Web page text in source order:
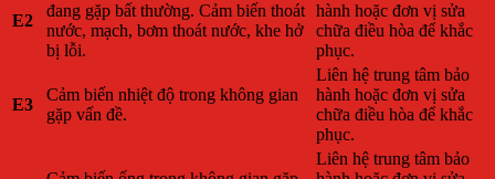
E2
đang gặp bất thường. Cảm biến thoát
nước, mạch, bơm thoát nước, khe hở
bị lỗi.
hành hoặc đơn vị sửa
chữa điều hòa để khắc
phục.
E3
Cảm biến nhiệt độ trong không gian
gặp vấn đề.
Liên hệ trung tâm bảo
hành hoặc đơn vị sửa
chữa điều hòa để khắc
phục.
Liên hệ trung tâm bảo